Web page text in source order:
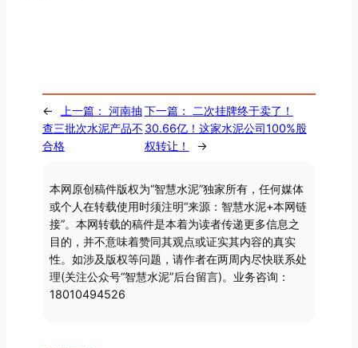
← 上一篇： 河南抽
查三批次水泥产品不
合格
下一篇：
二次挂牌终于卖了！
30.66亿！这家水泥公司100%股
权转让！
→
本网原创稿件版权为“智慧水泥”独家所有，任何媒体
或个人在转载使用时须注明“来源：智慧水泥+本网链
接”。本网转载的稿件是本着为读者传递更多信息之
目的，并不意味着赞同其观点或证实其内容的真实
性。如涉及版权等问题，请作者在两周内尽快联系处
理(关注公众号“智慧水泥”后台留言)。业务咨询：
18010494526